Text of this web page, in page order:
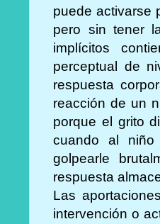
puede activarse
pero sin tener
implícitos
perceptual de
respuesta
reacción de un
porque el grito
cuando al niño
golpearle
respuesta
Las
intervención o